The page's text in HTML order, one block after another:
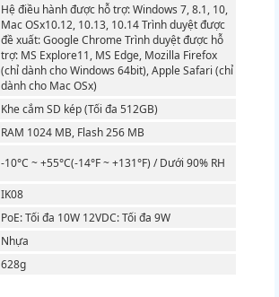
Hệ điều hành được hỗ trợ: Windows 7, 8.1, 10,
Mac OSx10.12, 10.13, 10.14 Trình duyệt được
đề xuất: Google Chrome Trình duyệt được hỗ
trợ: MS Explore11, MS Edge, Mozilla Firefox
(chỉ dành cho Windows 64bit), Apple Safari (chỉ
dành cho Mac OSx)
Khe cắm SD kép (Tối đa 512GB)
RAM 1024 MB, Flash 256 MB
-10°C ~ +55°C(-14°F ~ +131°F) / Dưới 90% RH
IK08
PoE: Tối đa 10W 12VDC: Tối đa 9W
Nhựa
628g